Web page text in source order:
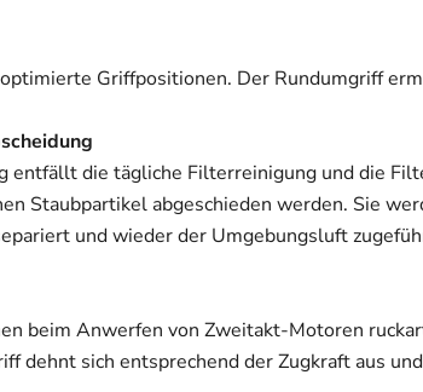
Griffpositionen. Der Rundumgriff
entfällt die tägliche Filterreinigung und die
Staubpartikel abgeschieden werden. Sie
und wieder der Umgebungsluft
beim Anwerfen von Zweitakt-Motoren
dehnt sich entsprechend der Zugkraft aus